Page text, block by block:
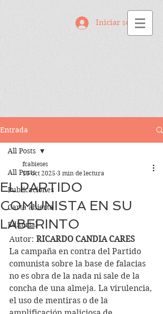
Iniciar sesión
Entrada
All Posts
Publicaciones
Carta abierta
Editorial
All Posts
EL PARTIDO
COMUNISTA EN SU
LABERINTO
fcabieses
13 oct 2025 3 min de lectura
Autor: RICARDO CANDIA CARES
La campaña en contra del Partido
comunista sobre la base de falacias
no es obra de la nada ni sale de la
concha de una almeja. La virulencia,
el uso de mentiras o de la